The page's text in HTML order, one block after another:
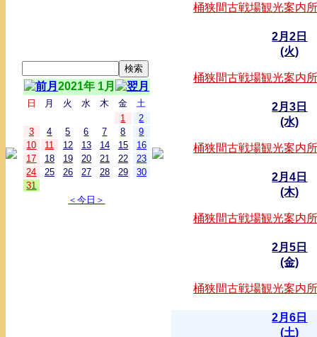
2021年 1月
日 月 火 水 木 金
土
1
2
3
4 5 6 7 8
9
10
11 12 13 14 15
16
17
18 19 20 21 22
23
24
25 26 27 28 29
30
31
＜今日＞
桶狭間古戦場観光案内
2月2日
(火)
桶狭間古戦場観光案内
2月3日
(水)
桶狭間古戦場観光案内
2月4日
(木)
桶狭間古戦場観光案内
2月5日
(金)
桶狭間古戦場観光案内
2月6日
(土)